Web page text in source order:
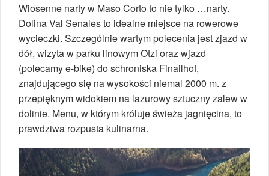
Wiosenne narty w Maso Corto to nie tylko …narty.
Dolina Val Senales to idealne miejsce na rowerowe
wycieczki. Szczególnie wartym polecenia jest zjazd w
dół, wizyta w parku linowym Otzi oraz wjazd
(polecamy e-bike) do schroniska Finailhof,
znajdującego się na wysokości niemal 2000 m. z
przepięknym widokiem na lazurowy sztuczny zalew w
dolinie. Menu, w którym króluje świeża jagnięcina, to
prawdziwa rozpusta kulinarna.